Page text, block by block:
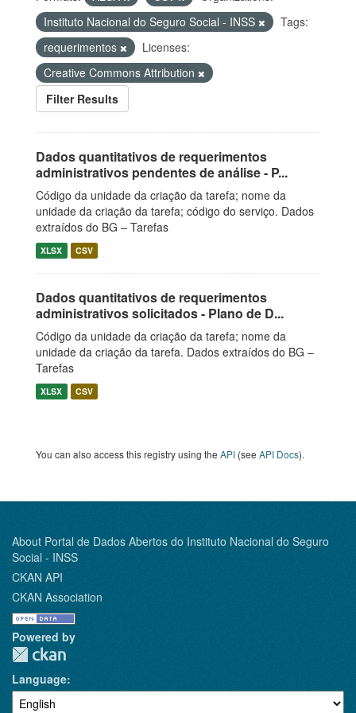
Instituto Nacional do Seguro Social - INSS
Tags:
requerimentos
Licenses:
Creative Commons Attribution
Filter Results
Dados quantitativos de requerimentos
administrativos pendentes de análise - P...
Código da unidade da criação da tarefa; nome da
unidade da criação da tarefa; código do serviço. Dados
extraídos do BG – Tarefas
XLSX CSV
Dados quantitativos de requerimentos
administrativos solicitados - Plano de D...
Código da unidade da criação da tarefa; nome da
unidade da criação da tarefa. Dados extraídos do BG –
Tarefas
XLSX CSV
You can also access this registry using the API (see API Docs).
About Portal de Dados Abertos do Instituto Nacional do Seguro
Social - INSS
CKAN API
CKAN Association
Powered by
Language